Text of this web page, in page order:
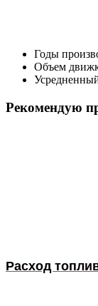
Годы
Объем
Рекомендую
Расход